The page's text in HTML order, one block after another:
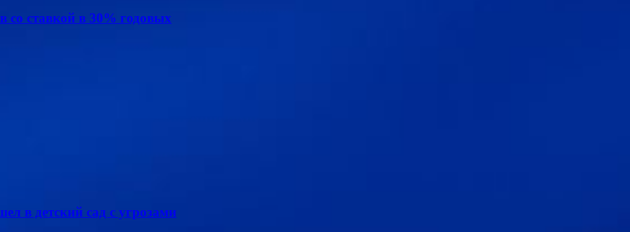
со ставкой в 30% годовых
в детский сад с угрозами